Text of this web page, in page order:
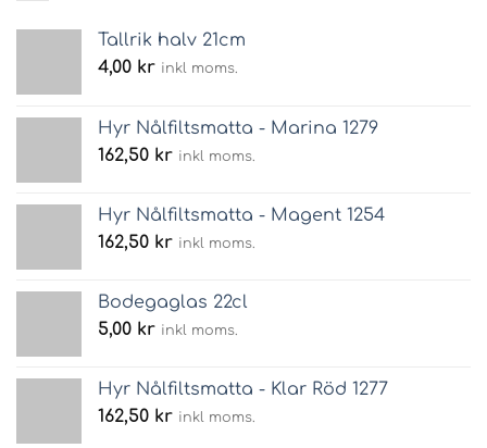
Tallrik halv 21cm
4,00 kr inkl moms.
Hyr Nålfiltsmatta - Marina 1279
162,50 kr inkl moms.
Hyr Nålfiltsmatta - Magent 1254
162,50 kr inkl moms.
Bodegaglas 22cl
5,00 kr inkl moms.
Hyr Nålfiltsmatta - Klar Röd 1277
162,50 kr inkl moms.